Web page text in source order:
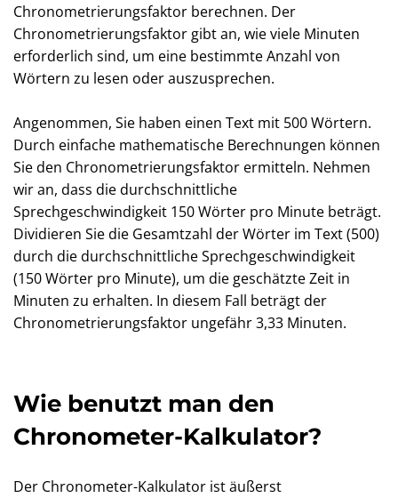
Chronometrierungsfaktor berechnen. Der
Chronometrierungsfaktor gibt an, wie viele Minuten
erforderlich sind, um eine bestimmte Anzahl von
Wörtern zu lesen oder auszusprechen.
Angenommen, Sie haben einen Text mit 500 Wörtern.
Durch einfache mathematische Berechnungen können
Sie den Chronometrierungsfaktor ermitteln. Nehmen
wir an, dass die durchschnittliche
Sprechgeschwindigkeit 150 Wörter pro Minute beträgt.
Dividieren Sie die Gesamtzahl der Wörter im Text (500)
durch die durchschnittliche Sprechgeschwindigkeit
(150 Wörter pro Minute), um die geschätzte Zeit in
Minuten zu erhalten. In diesem Fall beträgt der
Chronometrierungsfaktor ungefähr 3,33 Minuten.
Wie benutzt man den
Chronometer-Kalkulator?
Der Chronometer-Kalkulator ist äußerst